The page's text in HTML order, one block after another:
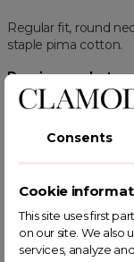
Regular fit, round
staple pima cotton.
Powiązane
ODZIEŻ Zobacz
POWIĄZANE
Consents
Cookie
This site uses first
on our site. We also
services, analyze